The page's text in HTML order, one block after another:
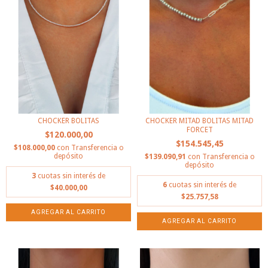
CHOCKER BOLITAS
$120.000,00
$108.000,00 con Transferencia o
depósito
3 cuotas sin interés de
$40.000,00
AGREGAR AL CARRITO
CHOCKER MITAD BOLITAS MITAD
FORCET
$154.545,45
$139.090,91 con Transferencia o
depósito
6 cuotas sin interés de
$25.757,58
AGREGAR AL CARRITO